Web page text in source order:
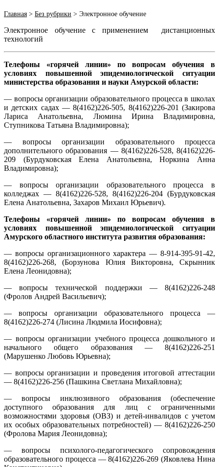
Главная > Без рубрики > Электронное обучение
Электронное обучение с применением дистанционных
технологий
Телефоны «горячей линии» по вопросам обучения в
условиях повышенной эпидемиологической ситуации
министерства образования и науки Амурской области:
— вопросы организации образовательного процесса в школах
и детских садах — 8(4162)226-505, 8(4162)226-201 (Закирова
Лариса Анатольевна, Люмина Ирина Владимировна,
Ступникова Татьяна Владимировна);
— вопросы организации образовательного процесса
дополнительного образования — 8(4162)226-528, 8(4162)226-
209 (Бурдуковская Елена Анатольевна, Норкина Анна
Владимировна);
— вопросы организации образовательного процесса в
колледжах — 8(4162)226-528, 8(4162)226-204 (Бурдуковская
Елена Анатольевна, Захаров Михаил Юрьевич).
Телефоны «горячей линии» по вопросам обучения в
условиях повышенной эпидемиологической ситуации
Амурского областного института развития образования:
— вопросы организационного характера — 8-914-395-91-42,
8(4162)226-268, (Борзунова Юлия Викторовна, Скрынник
Елена Леонидовна);
— вопросы технической поддержки — 8(4162)226-248
(Фролов Андрей Васильевич);
— вопросы организации образовательного процесса —
8(4162)226-274 (Лисина Людмила Иосифовна);
— вопросы организации учебного процесса дошкольного и
начального общего образования — 8(4162)226-251
(Марушенко Любовь Юрьевна);
— вопросы организации и проведения итоговой аттестации
— 8(4162)226-256 (Пашкина Светлана Михайловна);
— вопросы инклюзивного образования (обеспечение
доступного образования для лиц с ограниченными
возможностями здоровья (ОВЗ) и детей-инвалидов с учетом
их особых образовательных потребностей) — 8(4162)226-250
(Фролова Мария Леонидовна);
— вопросы психолого-педагогического сопровождения
образовательного процесса — 8(4162)226-269 (Яковлева Нина